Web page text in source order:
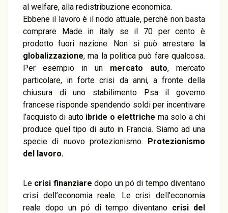
al welfare, alla redistribuzione economica.
Ebbene il lavoro è il nodo attuale, perché non basta
comprare Made in italy se il 70 per cento è
prodotto fuori nazione. Non si può arrestare la
globalizzazione, ma la politica può fare qualcosa.
Per esempio in un mercato auto, mercato
particolare, in forte crisi da anni, a fronte della
chiusura di uno stabilimento Psa il governo
francese risponde spendendo soldi per incentivare
l’acquisto di auto ibride o elettriche ma solo a chi
produce quel tipo di auto in Francia. Siamo ad una
specie di nuovo protezionismo. Protezionismo
del lavoro.
Le crisi finanziare dopo un pó di tempo diventano
crisi dell’economia reale. Le crisi dell’economia
reale dopo un pó di tempo diventano crisi del